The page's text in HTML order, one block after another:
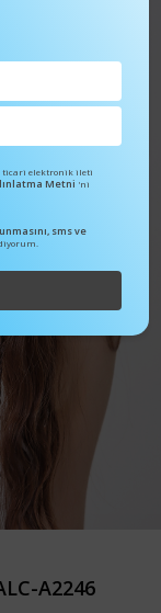
A2246
ticari elektronik ileti
Metni 'ni
sms ve